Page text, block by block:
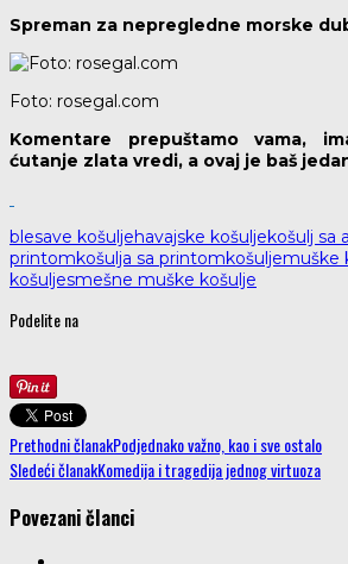
Spreman za nepregledne morske
Foto: rosegal.com
Komentare prepuštamo vama,
ćutanje zlata vredi, a ovaj je baš
blesave košuljehavajske košuljekošulj sa
printomkošulja sa printomkošuljemuške
košuljesmešne muške košulje
Podelite na
Prethodni članakPodjednako važno, kao i sve ostalo
Sledeći članakKomedija i tragedija jednog virtuoza
Povezani članci